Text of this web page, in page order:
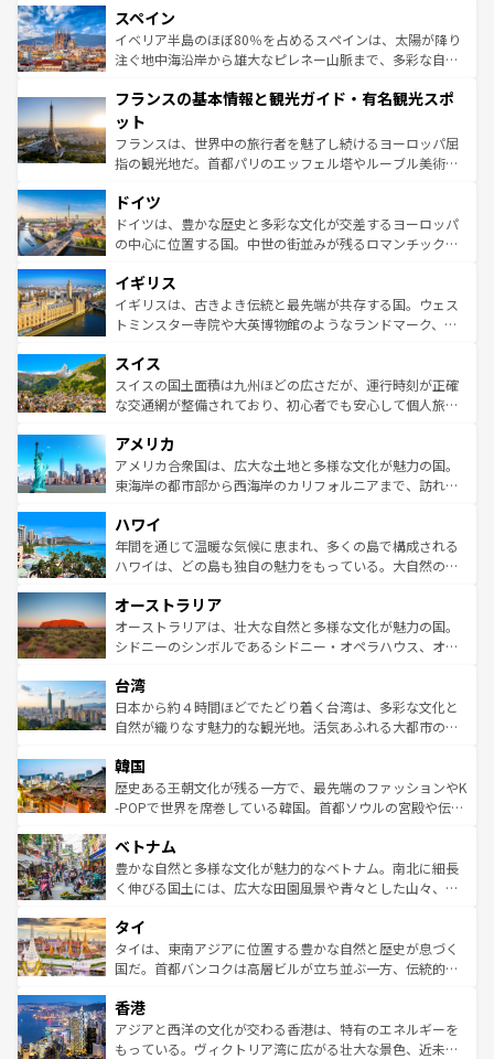
ろん、トスカーナの美しい田園風景やアマルフィ海岸の絶
景など、自然景観も見逃せない。観光の合間には、本場の
ピザやパスタなど、絶品のイタリア料理を堪能することも
ませてくれるイタリアで、忘れられない旅をしてみよう！
なお、新着のイタリア情報は
しい。
スペイン
イベリア半島のほぼ80％を占めるスペインは、太陽が降り
注ぐ地中海沿岸から雄大なピレネー山脈まで、多彩な自然
文化が根付くこの国では、情熱的なフラメンコ、熱気あふ
れる闘牛、そして美味しいタパスが生活の一部となってい
る。首都マドリードの洗練された雰囲気や、バルセロナの
アートに溢れた街角から、地方では古代ローマ遺跡や中世
せる。地方によって風土や気候が異なるスペインはその個
性で訪れる人を魅了する。 なお、新着のスペイン情報は コ
ンテンツ一覧を参照してほしい。
フランスの基本情報と観光ガイド・有名観光スポ
ット
フランスは、世界中の旅行者を魅了し続けるヨーロッパ屈
指の観光地だ。首都パリのエッフェル塔やルーブル美術館
で、幅広い魅力が詰まっている。華麗な宮殿、歴史的な大
聖堂、美しいビーチ、そして豊かな自然が、訪れる者を心
から魅了する。また、フランスは美食の国としても知ら
いる。シャンパンの発祥地であるランス、プロヴァンスの
香り高いラベンダー畑など、多彩な楽しみ方が可能だ。さ
らに、パリ以外の地域にも魅力が溢れており、どの街角に
れる地方に足を運ぶとそれぞれで全く異なる文化を体験で
きるだろう。 なお、新着のフランス情報はコンテンツ一覧
を参照してほしい。
ドイツ
ドイツは、豊かな歴史と多彩な文化が交差するヨーロッパ
の中心に位置する国。中世の街並みが残るロマンチック街
顔を持つこの国は、どこを歩いても飽きることがない。ベ
ルリンの文化的活気、バイエルン州のアルプスの絶景、そ
してライン川沿いのワイン畑といった風景は必見。ビール
は、お酒好きな人にはぜひ体験してほしい。 なお、新着の
ドイツ情報はコンテンツ一覧を参照してほしい。
イギリス
イギリスは、古きよき伝統と最先端が共存する国。ウェス
トミンスター寺院や大英博物館のようなランドマーク、歴
リアごとに異なる魅力がある。また、優雅なアフタヌーン
ティー、ビール好きにはたまらない英国パブ、サッカー観
戦など、本場だからこそできる体験も豊富。イギリスを旅
ンツ一覧を参照してほしい。
スイス
スイスの国土面積は九州ほどの広さだが、運行時刻が正確
な交通網が整備されており、初心者でも安心して個人旅行
の建物がそのまま残る町や、スイスならではのユニークな
博物館もあり、アルプス観光だけでなく町歩きも満喫する
ことができる。国民の所得が高いため物価も高いが、旅行
ば市内交通費無料で観光を楽しむこともできる。 なお、新
着のスイス情報はコンテンツ一覧 を参照してほしい。
アメリカ
アメリカ合衆国は、広大な土地と多様な文化が魅力の国。
東海岸の都市部から西海岸のカリフォルニアまで、訪れる
のような巨大都市は、観光、ショッピング、エンターテイ
ンメントが詰まった刺激的なスポットだ。一方、アメリカ
西部には大自然が広がり、グランドキャニオンやイエロー
部のニューオーリンズでは、音楽と美食が融合した独特の
文化が魅力。旅行者はアメリカの各地域で異なる魅力を楽
しみながら、その多様性と豊かな歴史を感じることができ
ならではの贅沢な旅のスタイルだ。 なお、新着のアメリカ
情報はコンテンツ一覧を参照してほしい。
ハワイ
年間を通じて温暖な気候に恵まれ、多くの島で構成される
ハワイは、どの島も独自の魅力をもっている。大自然の神
ワイ島は見逃せない。また、定番の観光地といえばオアフ
島だが、静かな自然を求めるならマウイ島やカウアイ島が
おすすめ。エメラルドグリーンに輝く海をはじめ、豊かな
れるおもてなしの心で訪れる人々を迎えてくれるハワイの
人々、おいしいローカルフードやハワイアンミュージッ
ク、伝統的なフラダンスなど、すべてがハワイの魅力を彩
ワイを、存分に味わってほしい。 なお、新着のハワイ情報
はコンテンツ一覧を参照してほしい。
オーストラリア
オーストラリアは、壮大な自然と多様な文化が魅力の国。
シドニーのシンボルであるシドニー・オペラハウス、オー
リアリーフや大陸中央部にそびえるウルル（エアーズロッ
ク）、タスマニアの美しい原生林やケアンズの熱帯雨林な
ど、見どころがたくさん。また、カフェやワイン、オージ
いる。アクティビティも充実しており、サーフィンやダイ
ビング、ハイキングなど、アウトドア好きにはたまらな
い。オーストラリアの多彩な魅力を存分に味わいつくそ
参照してほしい。
台湾
日本から約４時間ほどでたどり着く台湾は、多彩な文化と
自然が織りなす魅力的な観光地。活気あふれる大都市の台
ン）、静ひつな山岳地帯である台湾東部など、都市の喧騒
と山間の静けさが共存しており、訪れる人に新しい発見と
驚きをもたらしてくれる。また、奥深い台湾の食文化も魅
容にもいいと評判のスイーツなど、バラエティ豊かな料理
が味わえる。 なお、新着の台湾情報は コンテンツ一覧を参
照してほしい。
韓国
歴史ある王朝文化が残る一方で、最先端のファッションやK
-POPで世界を席巻している韓国。首都ソウルの宮殿や伝統
き、地方に足を延ばせば四季折々の自然美を楽しむことが
できる。そして、キムチや焼肉、絶品のストリートフード
まで、さまざまな韓国料理が待っている。夜には、韓国な
リティに包まれながら、韓国の多彩な魅力を心ゆくまで味
わってみてほしい。 なお、新着の韓国情報はコンテンツ一
覧を参照してほしい。
ベトナム
豊かな自然と多様な文化が魅力的なベトナム。南北に細長
く伸びる国土には、広大な田園風景や青々とした山々、世
急速な発展と共に伝統が息づく。ハノイの古い町並みやホ
ーチミン市のフランス統治時代の建物も、独特の雰囲気を
醸し出している。また、バラエティの豊かさとおいしさで
とつ。フォーやバインミー、ベトナムコーヒーなどは、ぜ
ひ現地で味わいたい。どの地域を訪れてもあたたかい人々
が旅行者を迎えてくれるので、きっと忘れられない旅にな
タイ
タイは、東南アジアに位置する豊かな自然と歴史が息づく
国だ。首都バンコクは高層ビルが立ち並ぶ一方、伝統的な
の活気が交差している。北部ではチェンマイなどの山岳地
帯で自然と触れ合い、南部ではプーケットやクラビの美し
いビーチでリゾート気分を楽しむことができる。タイ料理
香港
アジアと西洋の文化が交わる香港は、特有のエネルギーを
もっている。ヴィクトリア湾に広がる壮大な景色、近未来